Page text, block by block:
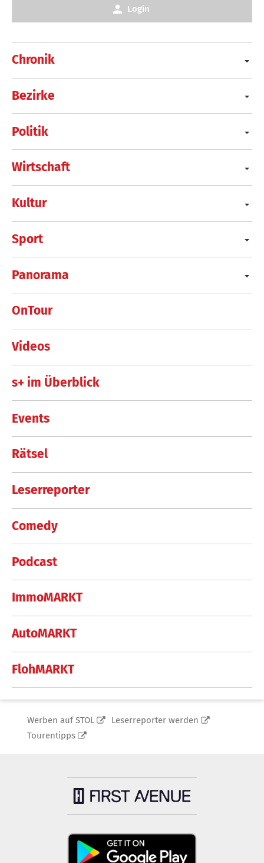
Chronik
Bezirke
Politik
Wirtschaft
Kultur
Sport
Panorama
OnTour
Videos
s+ im Überblick
Events
Rätsel
Leserreporter
Comedy
Podcast
ImmoMARKT
AutoMARKT
FlohMARKT
Login
Werben auf STOL
Leserreporter werden
Tourentipps